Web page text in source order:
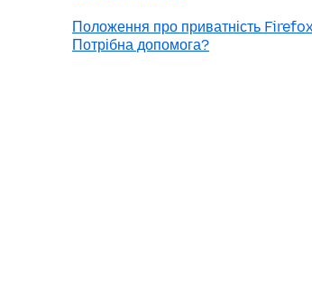
Положення про приватність
Потрібна допомога?